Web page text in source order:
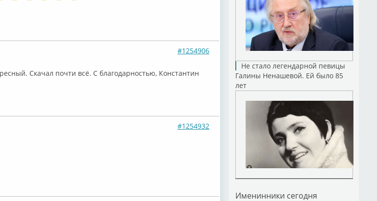
#1254906
Скачал почти всё. С благодарностью, Константин
#1254932
Не стало легендарной певицы
Галины Ненашевой. Ей было 85
лет
Именинники сегодня